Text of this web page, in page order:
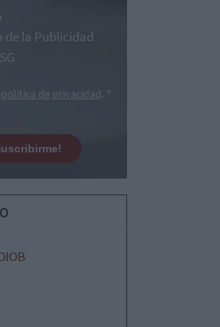
de la Publicidad
política de privacidad. *